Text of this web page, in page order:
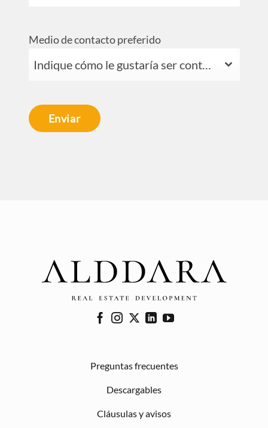
Medio de contacto preferido
Indique cómo le gustaría ser contactado
Enviar
Preguntas frecuentes
Descargables
Cláusulas y avisos